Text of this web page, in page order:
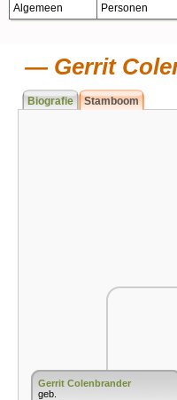
Algemeen Personen
Gerrit
Biografie Stamboom
Gerrit Colenbrander
geb.